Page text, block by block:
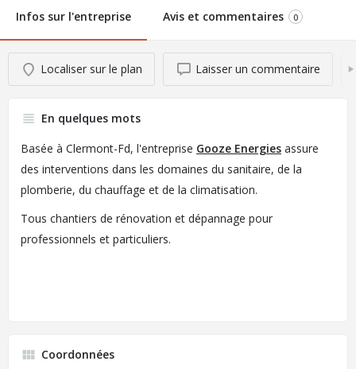
Infos sur l'entreprise Avis et commentaires 0
Localiser sur le plan Laisser un commentaire
En quelques mots
Basée à Clermont-Fd, l'entreprise Gooze Energies assure
des interventions dans les domaines du sanitaire, de la
plomberie, du chauffage et de la climatisation.
Tous chantiers de rénovation et dépannage pour
professionnels et particuliers.
Coordonnées